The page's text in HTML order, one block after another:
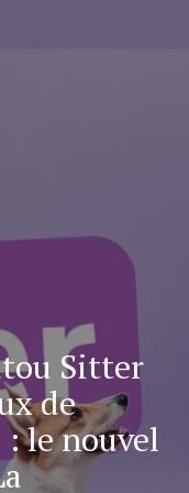
Sitter
de
: le nouvel